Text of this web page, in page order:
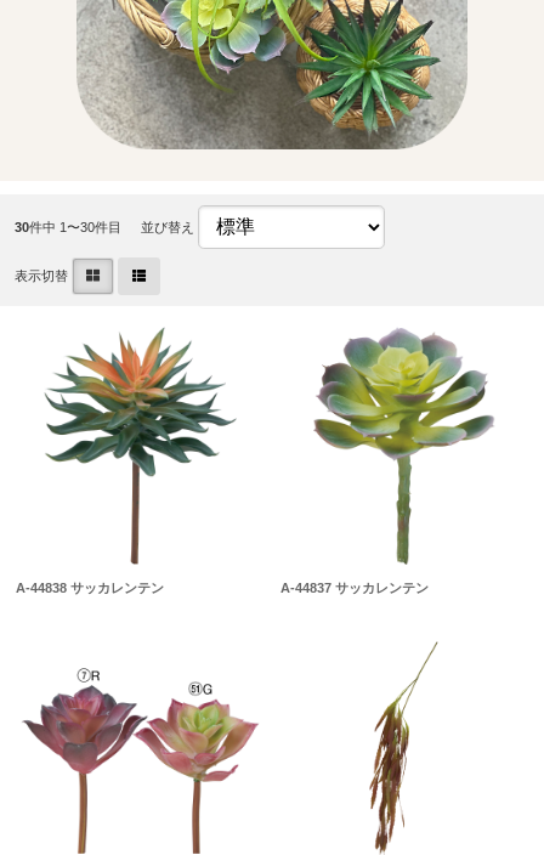
30件中 1〜30件目 並び替え
表示切替
A-44838 サッカレンテン A-44837 サッカレンテン